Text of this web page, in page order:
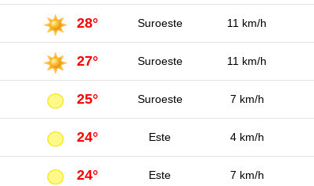
28° Suroeste 11 km/h
27° Suroeste 11 km/h
25° Suroeste 7 km/h
24° Este 4 km/h
24° Este 7 km/h